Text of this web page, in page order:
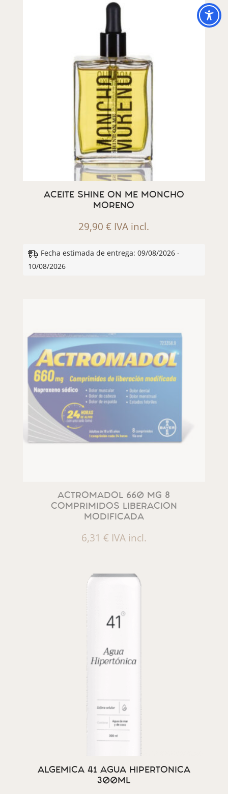
ACEITE SHINE ON ME MONCHO
MORENO
29,90€ IVA incl.
Fecha estimada de entrega: 09/08/2026 -
10/08/2026
ACTROMADOL 660 MG 8
COMPRIMIDOS LIBERACION
MODIFICADA
6,31 € IVA incl.
ALGEMICA 41 AGUA HIPERTONICA
300ML